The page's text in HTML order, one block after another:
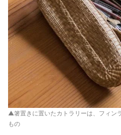
▲箸置きに置いたカトラリーは、フィン
もの